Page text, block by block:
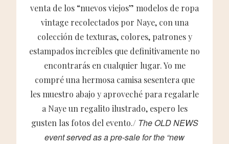
venta de los “nuevos viejos” modelos de ropa
vintage recolectados por Naye, con una
colección de texturas, colores, patrones y
estampados increíbles que definitivamente no
encontrarás en cualquier lugar. Yo me
compré una hermosa camisa sesentera que
les muestro abajo y aproveché para regalarle
a Naye un regalito ilustrado, espero les
gusten las fotos del evento./ The OLD NEWS
event served as a pre-sale for the “new